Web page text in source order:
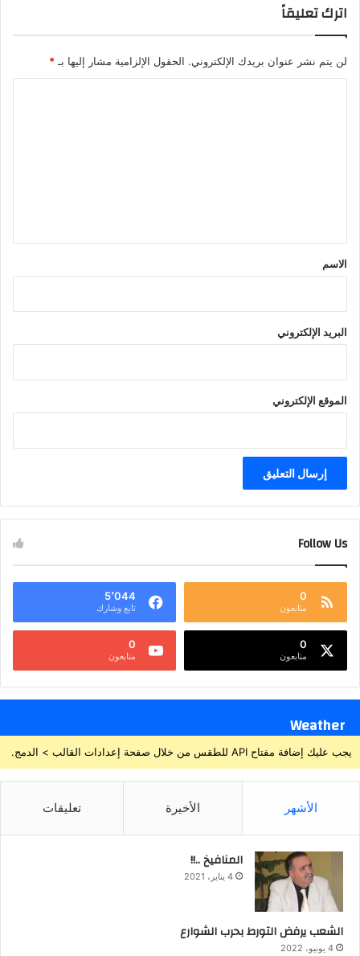
اترك تعليقاً
لن يتم نشر عنوان بريدك الإلكتروني. الحقول الإلزامية مشار إليها بـ *
*
الاسم
البريد الإلكتروني
الموقع الإلكتروني
Follow Us
0
متابعون
5٬044
تابع وشارك
0
متابعون
0
متابعون
Weather
يجب عليك إضافة مفتاح API للطقس من خلال صفحة إعدادات القالب > الدمج.
الأشهر الأخيرة تعليقات
المنافيخ ..!!
4 يناير، 2021
الشعب يرفض التورط بحرب الشوارع
4 يونيو، 2022